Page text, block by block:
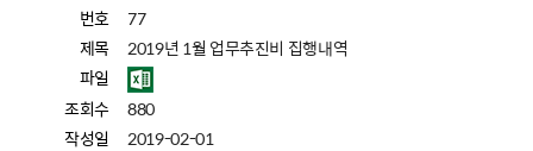
번호
77
제목
2019년 1월 업무추진비 집행내역
파일
조회수
880
작성일
2019-02-01